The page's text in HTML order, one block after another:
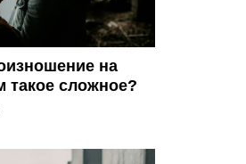
на
такое сложное?